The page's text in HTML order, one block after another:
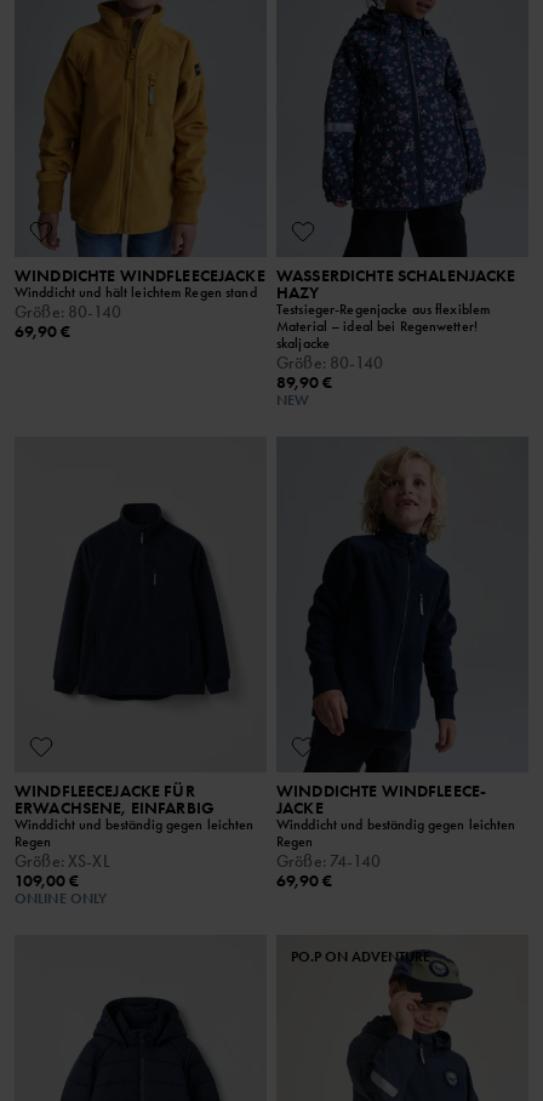
WINDDICHTE WINDFLEECEJACKE
Winddicht und hält leichtem Regen stand
Größe: 80-140
69,90 €
WASSERDICHTE SCHALENJACKE
HAZY
Testsieger-Regenjacke aus flexiblem
Material – ideal bei Regenwetter!
skaljacke
Größe: 80-140
89,90 €
NEW
WINDFLEECEJACKE FÜR
ERWACHSENE, EINFARBIG
Winddicht und beständig gegen leichten
Regen
Größe: XS-XL
109,00 €
ONLINE ONLY
WINDDICHTE WINDFLEECE-
JACKE
Winddicht und beständig gegen leichten
Regen
Größe: 74-140
69,90 €
PO.P ON ADVENTURE